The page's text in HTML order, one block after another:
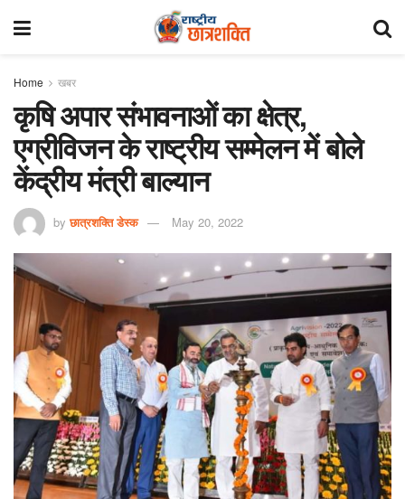
Home खबर
कृषि अपार संभावनाओं का क्षेत्र,
एग्रीविजन के राष्ट्रीय सम्मेलन में बोले
केंद्रीय मंत्री बाल्यान
by छात्रशक्ति डेस्क May 20, 2022